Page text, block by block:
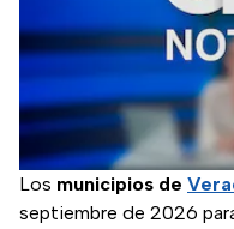
Los municipios de
septiembre de 2026